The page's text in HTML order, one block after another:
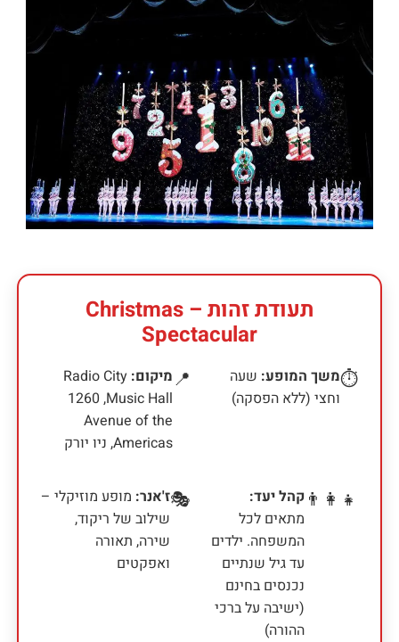
תעודת זהות – Christmas
Spectacular
⏱️משך המופע: שעה
וחצי (ללא הפסקה)
📍מיקום: Radio City
Music Hall, ‏1260
Avenue of the
Americas, ניו יורק
👨‍👩‍👧 קהל יעד:
מתאים לכל
המשפחה. ילדים
עד גיל שנתיים
נכנסים בחינם
(ישיבה על ברכי
ההורה)
🎭ז'אנר: מופע מוזיקלי –
שילוב של ריקוד,
שירה, תאורה
ואפקטים